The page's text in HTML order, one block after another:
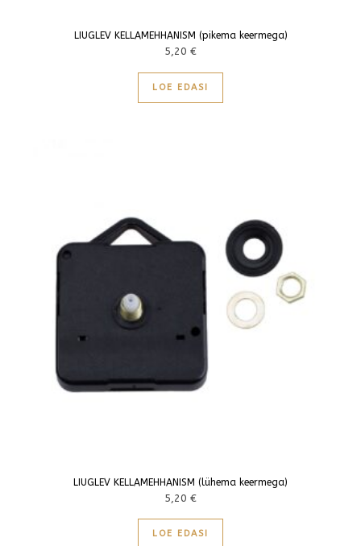
LIUGLEV KELLAMEHHANISM (pikema keermega)
5,20 €
LOE EDASI
LIUGLEV KELLAMEHHANISM (lühema keermega)
5,20 €
LOE EDASI